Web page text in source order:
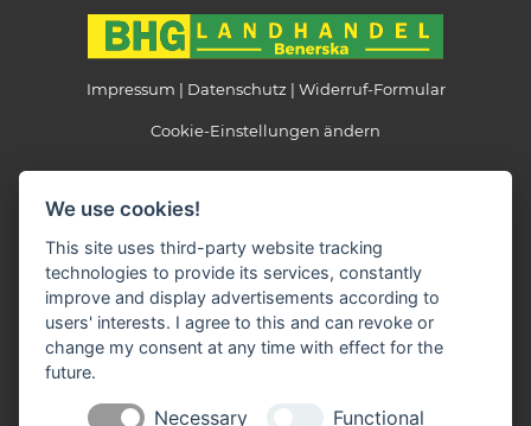
Impressum Datenschutz Widerruf-Formular
Cookie-Einstellungen ändern
Beethovenstraße 6
39524 Schönhausen
Telefon: 039323 / 38346
Telefax: 039323 / 38850
E-Mail:info(at)landhandel-benerska.de
We use cookies!
This site uses third-party website tracking
technologies to provide its services, constantly
improve and display advertisements according to
users' interests. I agree to this and can revoke or
change my consent at any time with effect for the
future.
Necessary Functional